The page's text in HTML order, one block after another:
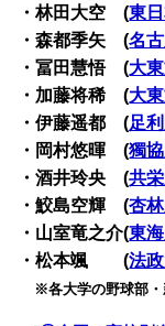
・林田大空 (東
・森都季矢 (名
・冨田慧悟 (大
・加藤将稀 (大
・伊藤遥都 (足
・岡村悠暉 (獨
・酒井玲央 (共
・鮫島空輝 (杏
・山室竜之介(東
・松本颯 (法
※各大学の野球部